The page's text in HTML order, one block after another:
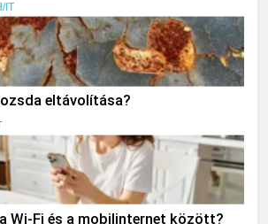
IT
eltávolítása?
Wi-Fi és a mobilinternet között?